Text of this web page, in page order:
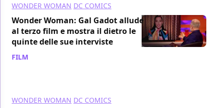
WONDER WOMAN DC COMICS
Wonder Woman: Gal Gadot allude
al terzo film e mostra il dietro le
quinte delle sue interviste
FILM
WONDER WOMAN DC COMICS